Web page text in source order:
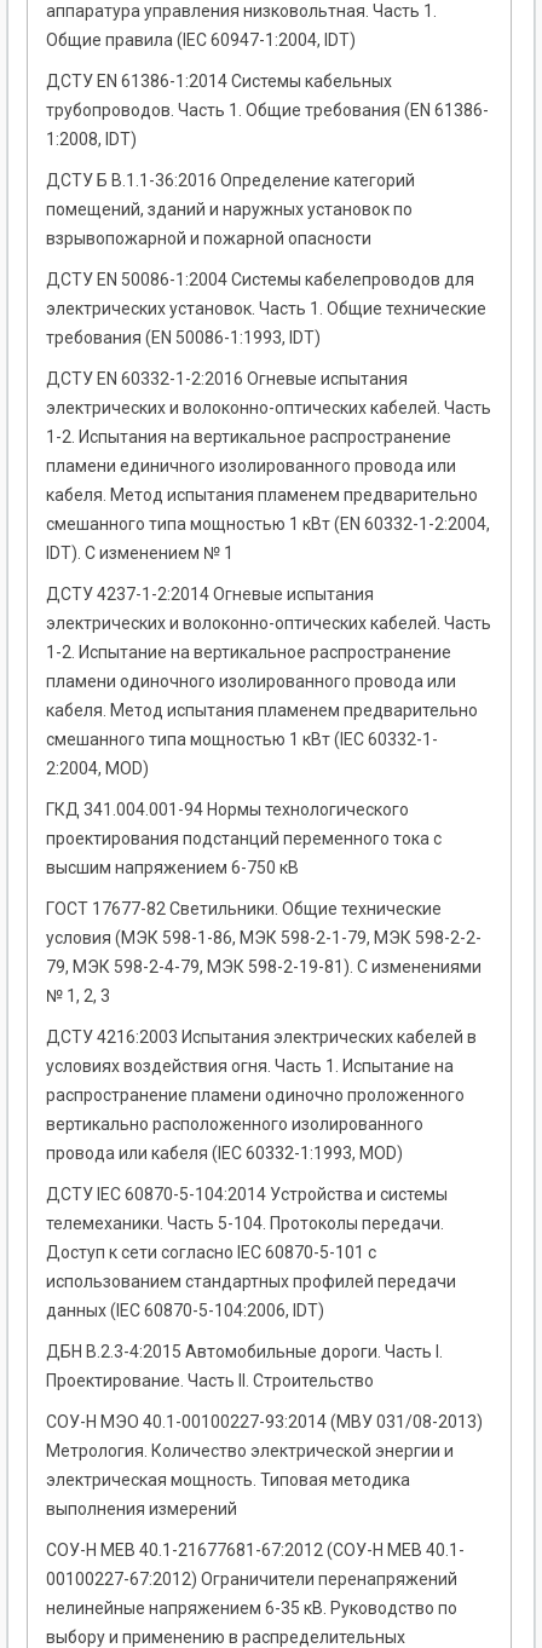
аппаратура управления низковольтная. Часть 1.
Общие правила (ІЕС 60947-1:2004, IDT)
ДСТУ EN 61386-1:2014 Системы кабельных
трубопроводов. Часть 1. Общие требования (EN 61386-
1:2008, IDT)
ДСТУ Б В.1.1-36:2016 Определение категорий
помещений, зданий и наружных установок по
взрывопожарной и пожарной опасности
ДСТУ EN 50086-1:2004 Системы кабелепроводов для
электрических установок. Часть 1. Общие технические
требования (EN 50086-1:1993, IDT)
ДСТУ EN 60332-1-2:2016 Огневые испытания
электрических и волоконно-оптических кабелей. Часть
1-2. Испытания на вертикальное распространение
пламени единичного изолированного провода или
кабеля. Метод испытания пламенем предварительно
смешанного типа мощностью 1 кВт (EN 60332-1-2:2004,
IDT). С изменением № 1
ДСТУ 4237-1-2:2014 Огневые испытания
электрических и волоконно-оптических кабелей. Часть
1-2. Испытание на вертикальное распространение
пламени одиночного изолированного провода или
кабеля. Метод испытания пламенем предварительно
смешанного типа мощностью 1 кВт (ІЕС 60332-1-
2:2004, MOD)
ГКД 341.004.001-94 Нормы технологического
проектирования подстанций переменного тока с
высшим напряжением 6-750 кВ
ГОСТ 17677-82 Светильники. Общие технические
условия (МЭК 598-1-86, МЭК 598-2-1-79, МЭК 598-2-2-
79, МЭК 598-2-4-79, МЭК 598-2-19-81). С изменениями
№ 1, 2, 3
ДСТУ 4216:2003 Испытания электрических кабелей в
условиях воздействия огня. Часть 1. Испытание на
распространение пламени одиночно проложенного
вертикально расположенного изолированного
провода или кабеля (ІЕС 60332-1:1993, MOD)
ДСТУ IEC 60870-5-104:2014 Устройства и системы
телемеханики. Часть 5-104. Протоколы передачи.
Доступ к сети согласно ІЕС 60870-5-101 с
использованием стандартных профилей передачи
данных (IEC 60870-5-104:2006, IDT)
ДБН В.2.3-4:2015 Автомобильные дороги. Часть I.
Проектирование. Часть II. Строительство
СОУ-Н МЭО 40.1-00100227-93:2014 (МВУ 031/08-2013)
Метрология. Количество электрической энергии и
электрическая мощность. Типовая методика
выполнения измерений
СОУ-Н МЕВ 40.1-21677681-67:2012 (СОУ-Н МЕВ 40.1-
00100227-67:2012) Ограничители перенапряжений
нелинейные напряжением 6-35 кВ. Руководство по
выбору и применению в распределительных